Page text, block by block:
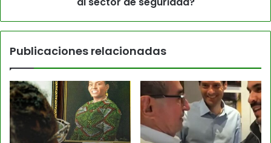
Publicaciones relacionadas